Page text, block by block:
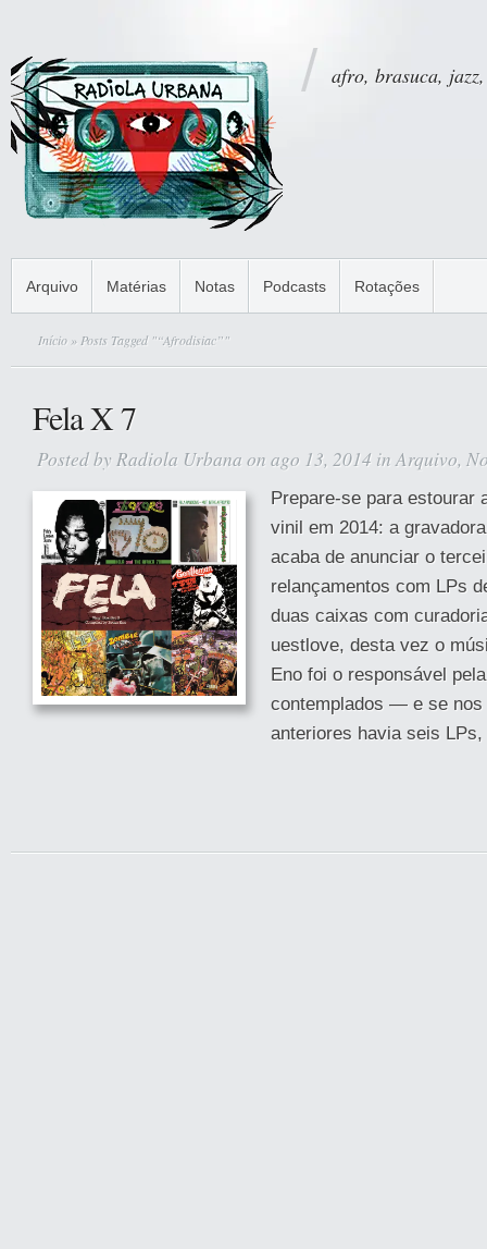
afro, brasuca,
Arquivo Matérias Notas Podcasts Rotações
Início » Posts Tagged "“Afrodisiac”"
Fela X 7
Posted by Radiola Urbana on ago 13, 2014 inArquivo,
Prepare-se para estourar
vinil em 2014: a
acaba de anunciar o
relançamentos com LPs
duas caixas com
uestlove, desta vez o
Eno foi o responsável
contemplados — e se nos
anteriores havia seis